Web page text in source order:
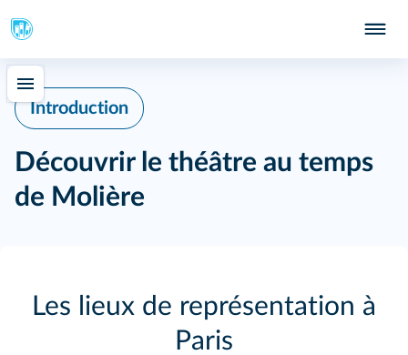
Introduction
Découvrir le théâtre au temps
de Molière
Les lieux de représentation à
Paris